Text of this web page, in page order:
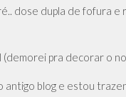
dose dupla de fofura
pra decorar o
antigo blog e estou